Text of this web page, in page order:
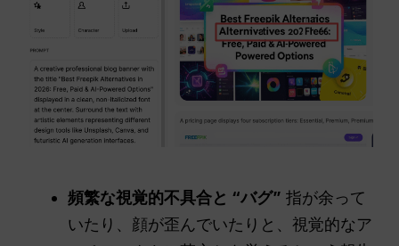
頻繁な視覚的不具合と “バグ” 指が余って
いたり、顔が歪んでいたりと、視覚的なア